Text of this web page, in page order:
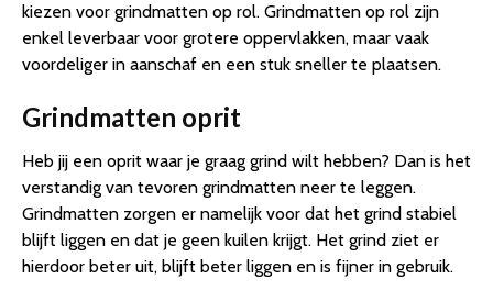
kiezen voor grindmatten op rol. Grindmatten op rol zijn
enkel leverbaar voor grotere oppervlakken, maar vaak
voordeliger in aanschaf en een stuk sneller te plaatsen.
Grindmatten oprit
Heb jij een oprit waar je graag grind wilt hebben? Dan is het
verstandig van tevoren grindmatten neer te leggen.
Grindmatten zorgen er namelijk voor dat het grind stabiel
blijft liggen en dat je geen kuilen krijgt. Het grind ziet er
hierdoor beter uit, blijft beter liggen en is fijner in gebruik.